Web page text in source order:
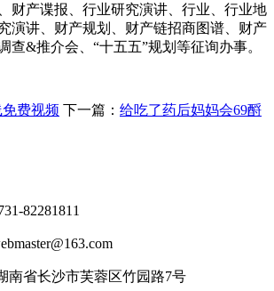
财产谍报、行业研究演讲、行业、行业地
演讲、财产规划、财产链招商图谱、财产
查&推介会、“十五五”规划等征询办事。
免费视频 下一篇： 给吃了药后妈妈会69酹
82281811
南省长沙市芙蓉区竹园路7号